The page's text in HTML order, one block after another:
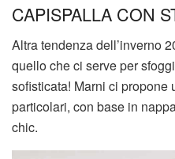
CAPISPALLA CON
Altra tendenza dell’inverno
quello che ci serve per
sofisticata! Marni ci propone
particolari, con base in
chic.